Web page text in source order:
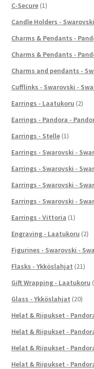
C-Secure (1)
Candle Holders -
Charms & Pendants -
Charms & Pendants -
Charms and pendants -
Cufflinks - Swarovski -
Earrings - Laatukoru (2)
Earrings - Pandora -
Earrings - Stelle (1)
Earrings - Swarovski -
Earrings - Swarovski -
Earrings - Swarovski -
Earrings - Swarovski -
Earrings - Vittoria (1)
Engraving - Laatukoru (2)
Figurines - Swarovski -
Flasks - Ykköslahjat (21)
Gift Wrapping - Laatukoru
Glass - Ykköslahjat (20)
Helat & Riipukset -
Helat & Riipukset -
Helat & Riipukset -
Helat & Riipukset -